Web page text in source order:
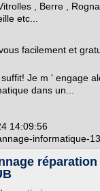
, Berre ,
etc...
facilement et
Je m ' engage
dans un...
14:09:56
informatique-